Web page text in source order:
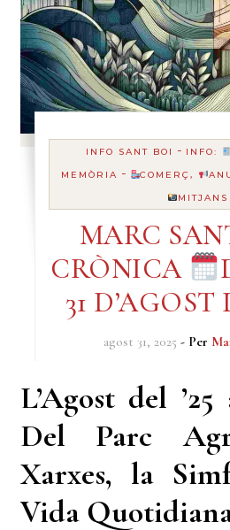
INFO SANT BOI - INFO:
MEMÒRIA - COMERÇ,
MITJANS
MARC
CRÒNICA
31 D’AGOST
agost 31, 2025 - Per
L’Agost del
Del Parc
Xarxes, la
Vida